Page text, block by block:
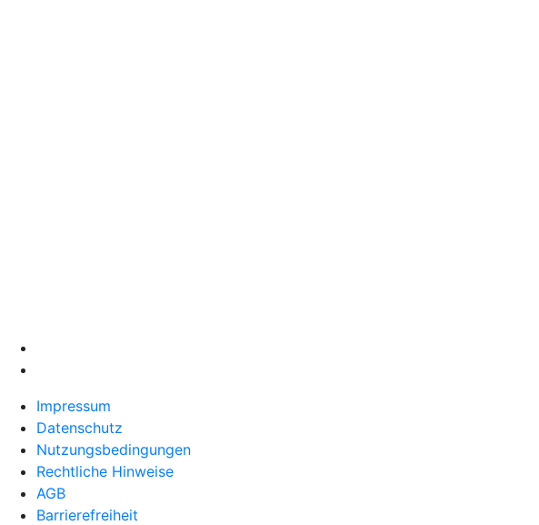
Impressum
Datenschutz
Nutzungsbedingungen
Rechtliche Hinweise
AGB
Barrierefreiheit